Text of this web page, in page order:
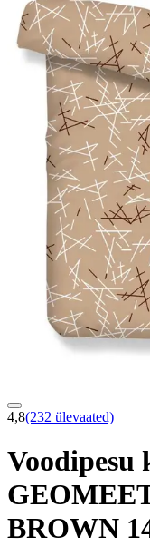
4,8(232 ülevaated)
Voodipesu
BROWN